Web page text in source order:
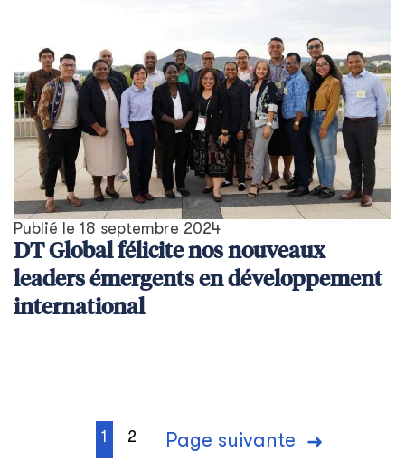
Publié le 18 septembre 2024
DT Global félicite nos nouveaux
leaders émergents en développement
international
1 2 Page suivante